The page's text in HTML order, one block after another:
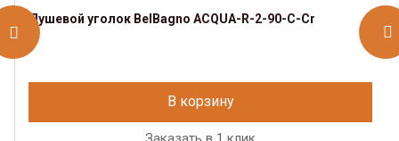
Душевой уголок BelBagno ACQUA-R-2-90-C-Cr
В корзину